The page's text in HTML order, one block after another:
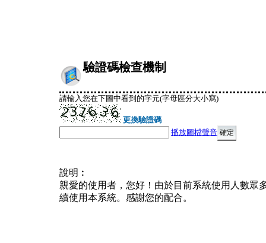
驗證碼檢查機制
請輸入您在下圖中看到的字元(字母區分大小寫)
更換驗證碼
播放圖檔聲音
說明︰
親愛的使用者，您好！由於目前系統使用人數眾
續使用本系統。感謝您的配合。